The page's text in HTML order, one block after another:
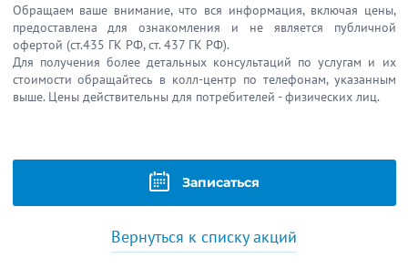
Обращаем ваше внимание, что вся информация, включая цены,
предоставлена для ознакомления и не является публичной
офертой (ст.435 ГК РФ, cт. 437 ГК РФ).
Для получения более детальных консультаций по услугам и их
стоимости обращайтесь в колл-центр по телефонам, указанным
выше. Цены действительны для потребителей - физических лиц.
Записаться
Вернуться к списку акций